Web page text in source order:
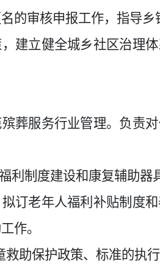
的审核申报工作，指导
建立健全城乡社区治理
葬服务行业管理。负责
利制度建设和康复辅助器
订老年人福利补贴制度
作。
助保护政策、标准的执